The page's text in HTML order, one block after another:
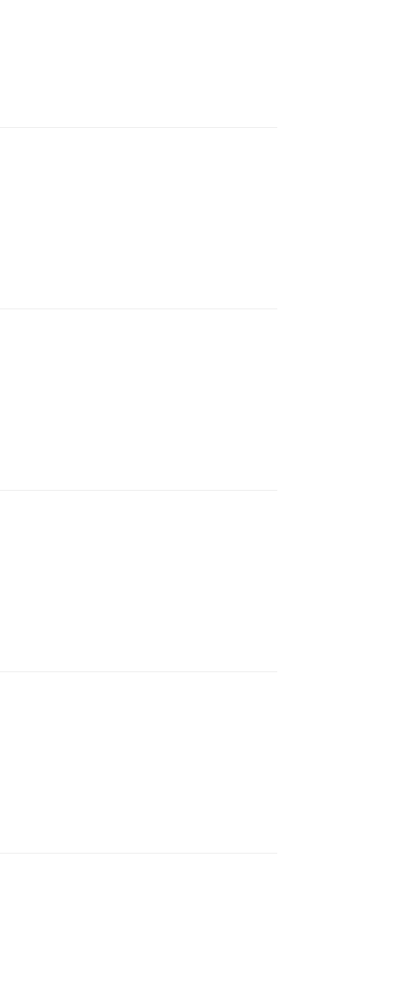
冊は独立した本なのですから、それぞ
のピアノ工房』『素数の音楽』などの
リーズです。ただひとつ心がけている
介されていてもまだ読者にうまく浸透